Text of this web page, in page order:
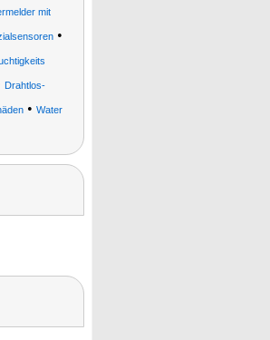
mit
•
Drahtlos-
• Water